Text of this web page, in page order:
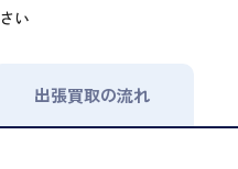
い
出張買取の流れ